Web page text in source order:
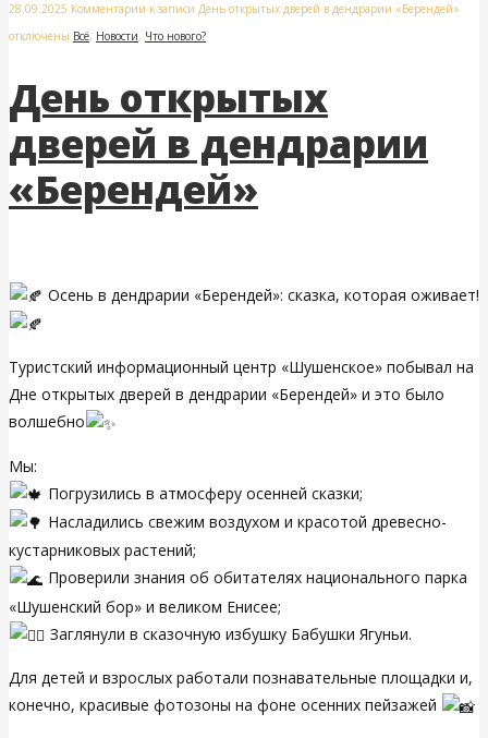
28.09.2025 Комментарии к записи День открытых дверей в дендрарии «Берендей»
отключены Всё, Новости, Что нового?
День открытых
дверей в дендрарии
«Берендей»
Осень в дендрарии «Берендей»: сказка, которая оживает!
Туристский информационный центр «Шушенское» побывал на
Дне открытых дверей в дендрарии «Берендей» и это было
волшебно
Мы:
Погрузились в атмосферу осенней сказки;
Насладились свежим воздухом и красотой древесно-
кустарниковых растений;
Проверили знания об обитателях национального парка
«Шушенский бор» и великом Енисее;
Заглянули в сказочную избушку Бабушки Ягуньи.
Для детей и взрослых работали познавательные площадки и,
конечно, красивые фотозоны на фоне осенних пейзажей